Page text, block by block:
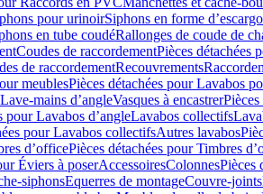
pour urinoirSiphons en forme
en tube coudéRallonges de coude de
Coudes de raccordementPièces détachées
de raccordementRecouvrements
meublesPièces détachées pour Lavabos
mains d’angleVasques à encastrerPièces
pour Lavabos d’angleLavabos collectifs
pour Lavabos collectifsAutres lavabos
dʼofficePièces détachées pour Timbres
Éviers à poserAccessoiresColonnesPièces
siphonsEquerres de montageCouvre-joints